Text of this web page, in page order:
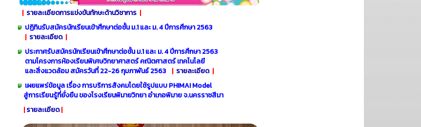
| รายละเอียดการแข่งขันทักษะด้านวิชาการ |
ปฏิทินรับสมัครนักเรียนเข้าศึกษาต่อชั้น ม.1และ ม. 4 ปีการศึกษา 2563
| รายละเอียด |
ประกาศรับสมัครนักเรียนเข้าศึกษาต่อชั้น ม.1และ ม. 4 ปีการศึกษา 2563
ตามโครงการห้องเรียนพิเศษวิทยาศาสตร์คณิตศาสตร์ เทคโนโลยี
และสิ่งแวดล้อมสมัครวันที่ 22-26 กุมภาพันธ์ 2563 | รายละเอียด|
เผยแพร่ข้อมูล เรื่อง การบริการสังคมโดยใช้รูปแบบ PHIMAI Model
สู่การเรียนรู้ที่ยั่งยืน ของโรงเรียนพิมายวิทยา อำเภอพิมาย จ.นครราชสีมา
|รายละเอียด|